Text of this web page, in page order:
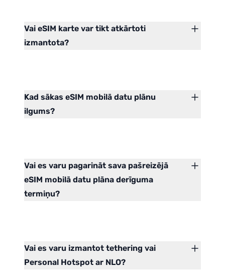
Vai eSIM karte var tikt atkārtoti
izmantota?
Kad sākas eSIM mobilā datu plānu
ilgums?
Vai es varu pagarināt sava pašreizējā
eSIM mobilā datu plāna derīguma
termiņu?
Vai es varu izmantot tethering vai
Personal Hotspot ar NLO?